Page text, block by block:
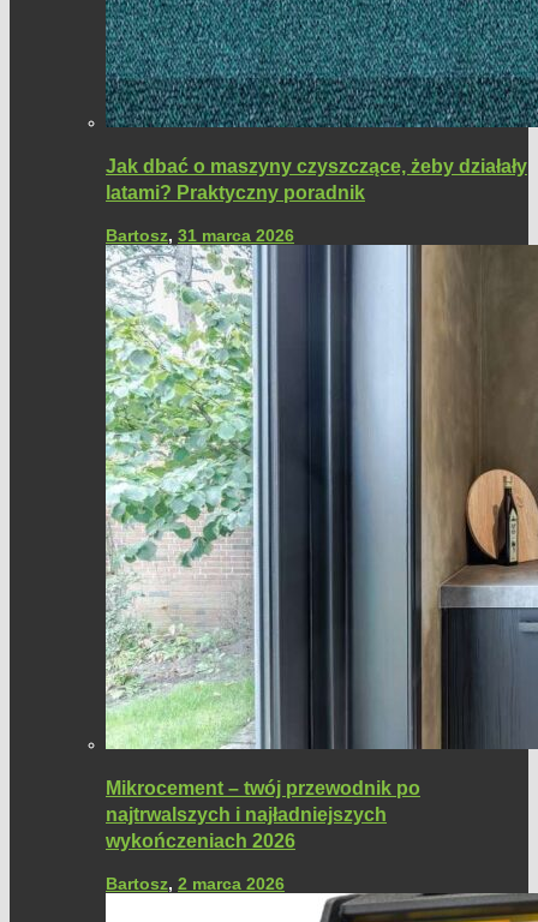
Jak dbać o maszyny czyszczące, żeby działały
latami? Praktyczny poradnik
Bartosz, 31 marca 2026
Mikrocement – twój przewodnik po
najtrwalszych i najładniejszych
wykończeniach 2026
Bartosz, 2 marca 2026